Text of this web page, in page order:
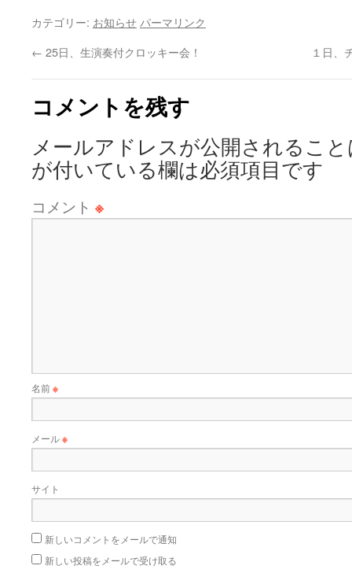
カテゴリー: お知らせ パーマリンク
← 25日、生演奏付クロッキー会！ １日、
コメントを残す
メールアドレスが公開されるこ
が付いている欄は必須項目です
コメント ※
名前※
メール※
サイト
新しいコメントをメールで通知
新しい投稿をメールで受け取る